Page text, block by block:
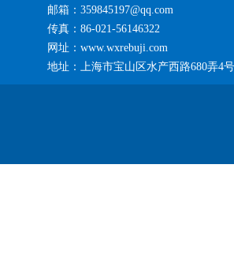
邮箱：359845197@qq.com
传真：86-021-56146322
网址：www.wxrebuji.com
地址：上海市宝山区水产西路680弄4